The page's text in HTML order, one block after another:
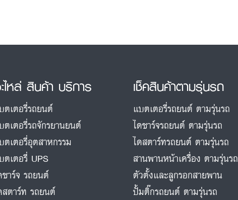
ไหล่ สินค้า บริการ
ตเตอรี่รถยนต์
ตเตอรี่รถจักรยานยนต์
ตเตอรี่อุตสาหกรรม
ตเตอรี่ UPS
ชาร์จ รถยนต์
สตาร์ท รถยนต์
เช็คสินค้าตามรุ่นรถ
แบตเตอรี่รถยนต์ ตามรุ่นรถ
ไดชาร์จรถยนต์ ตามรุ่นรถ
ไดสตาร์ทรถยนต์ ตามรุ่นรถ
สานพานหน้าเครื่อง ตามรุ่นรถ
ตัวตั้งและลูกรอกสายพาน
ปั้มติ๊กรถยนต์ ตามรุ่นรถ